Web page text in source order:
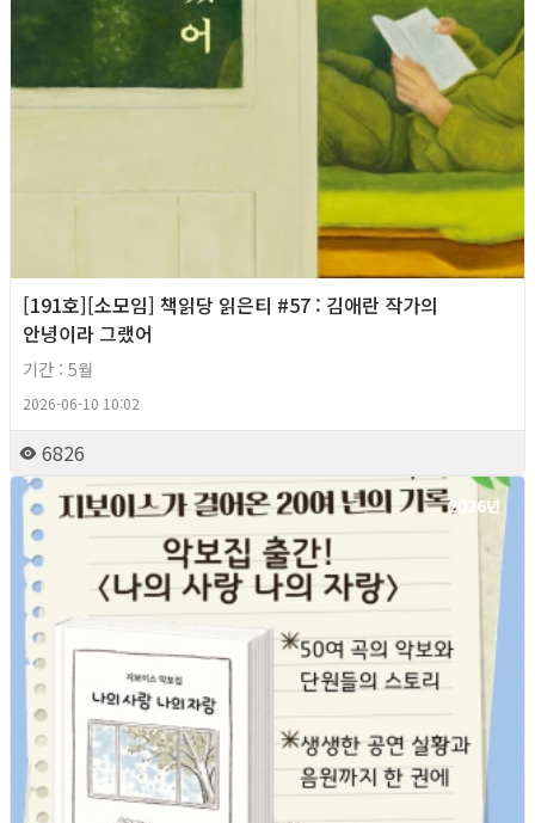
[191호][소모임] 책읽당 읽은티 #57 : 김애란 작가의
안녕이라 그랬어
기간 : 5월
2026-06-10 10:02
6826
2026년